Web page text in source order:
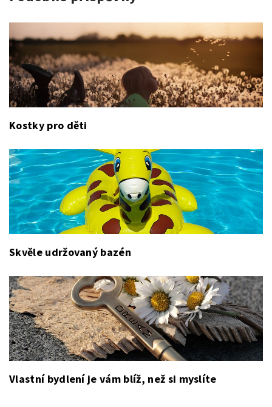
Kostky pro děti
Skvěle udržovaný bazén
Vlastní bydlení je vám blíž, než si myslíte